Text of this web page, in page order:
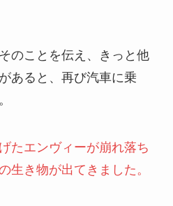
のことを伝え、きっと他
あると、再び汽車に乗
たエンヴィーが崩れ落ち
生き物が出てきました。